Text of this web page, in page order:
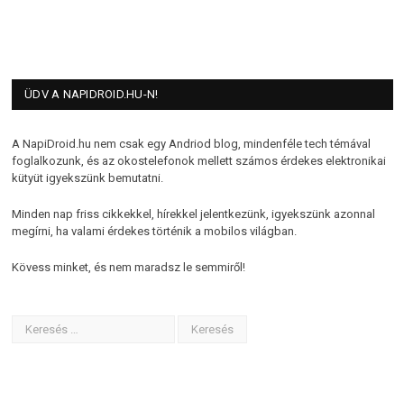
ÜDV A NAPIDROID.HU-N!
A NapiDroid.hu nem csak egy Andriod blog, mindenféle tech témával
foglalkozunk, és az okostelefonok mellett számos érdekes elektronikai
kütyüt igyekszünk bemutatni.
Minden nap friss cikkekkel, hírekkel jelentkezünk, igyekszünk azonnal
megírni, ha valami érdekes történik a mobilos világban.
Kövess minket, és nem maradsz le semmiről!